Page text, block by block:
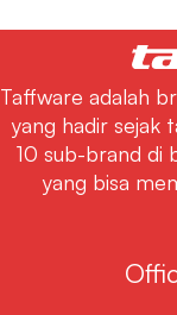
Taffware adalah
yang hadir sejak
10 sub-brand di
yang bisa